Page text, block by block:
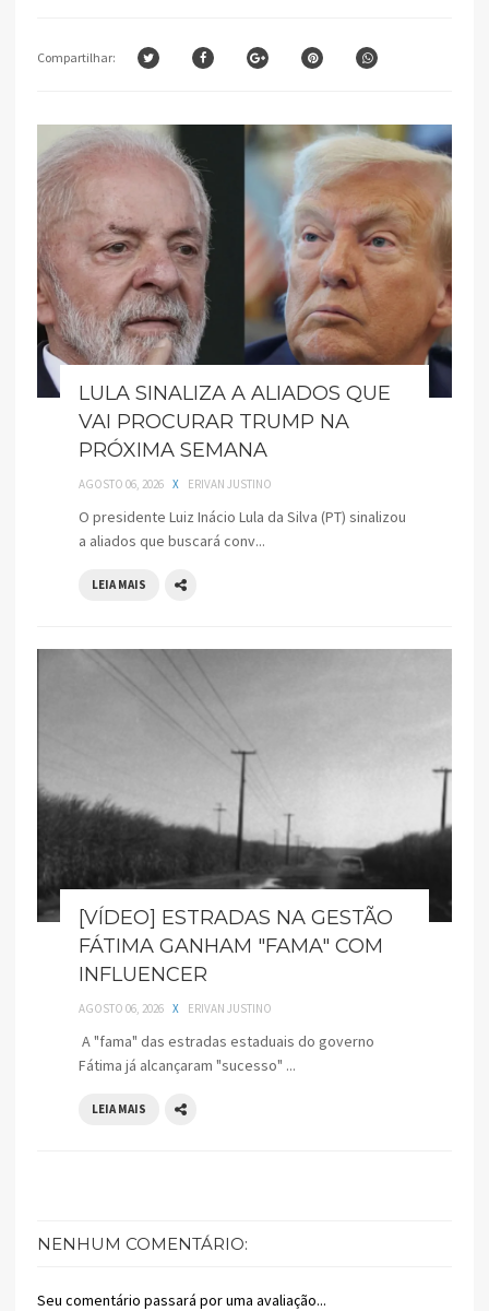
Compartilhar:
LULA SINALIZA A ALIADOS QUE
VAI PROCURAR TRUMP NA
PRÓXIMA SEMANA
AGOSTO 06, 2026 X ERIVAN JUSTINO
O presidente Luiz Inácio Lula da Silva (PT) sinalizou
a aliados que buscará conv...
LEIA MAIS
[VÍDEO] ESTRADAS NA GESTÃO
FÁTIMA GANHAM "FAMA" COM
INFLUENCER
AGOSTO 06, 2026 X ERIVAN JUSTINO
A "fama" das estradas estaduais do governo
Fátima já alcançaram "sucesso" ...
LEIA MAIS
NENHUM COMENTÁRIO:
Seu comentário passará por uma avaliação...